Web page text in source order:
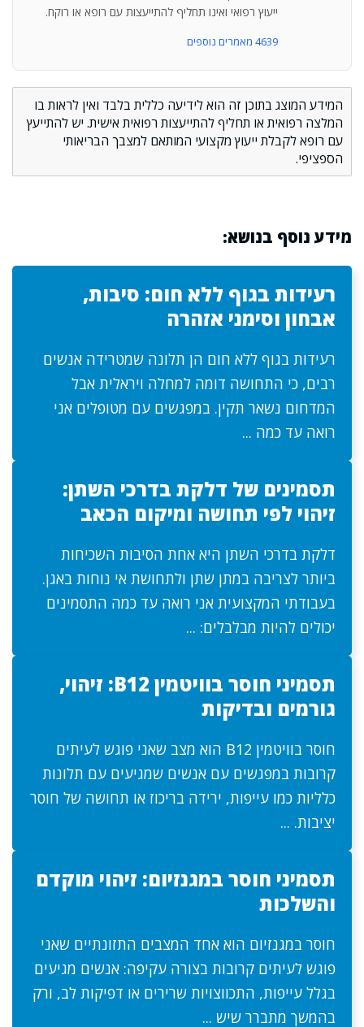
ייעוץ רפואי ואינו תחליף להתייעצות עם רופא או רוקח.
4639 מאמרים נוספים
המידע המוצג בתוכן זה הוא לידיעה כללית בלבד ואין לראות בו
המלצה רפואית או תחליף להתייעצות רפואית אישית. יש להתייעץ
עם רופא לקבלת ייעוץ מקצועי המותאם למצבך הבריאותי
הספציפי.
מידע נוסף בנושא:
רעידות בגוף ללא חום: סיבות,
אבחון וסימני אזהרה
רעידות בגוף ללא חום הן תלונה שמטרידה אנשים
רבים, כי התחושה דומה למחלה ויראלית אבל
המדחום נשאר תקין. במפגשים עם מטופלים אני
רואה עד כמה ...
תסמינים של דלקת בדרכי השתן:
זיהוי לפי תחושה ומיקום הכאב
דלקת בדרכי השתן היא אחת הסיבות השכיחות
ביותר לצריבה במתן שתן ולתחושת אי נוחות באגן.
בעבודתי המקצועית אני רואה עד כמה התסמינים
יכולים להיות מבלבלים: ...
תסמיני חוסר בוויטמין B12: זיהוי,
גורמים ובדיקות
חוסר בוויטמין B12 הוא מצב שאני פוגש לעיתים
קרובות במפגשים עם אנשים שמגיעים עם תלונות
כלליות כמו עייפות, ירידה בריכוז או תחושה של חוסר
יציבות. ...
תסמיני חוסר במגנזיום: זיהוי מוקדם
והשלכות
חוסר במגנזיום הוא אחד המצבים התזונתיים שאני
פוגש לעיתים קרובות בצורה עקיפה: אנשים מגיעים
בגלל עייפות, התכווצויות שרירים או דפיקות לב, ורק
בהמשך מתברר שיש ...